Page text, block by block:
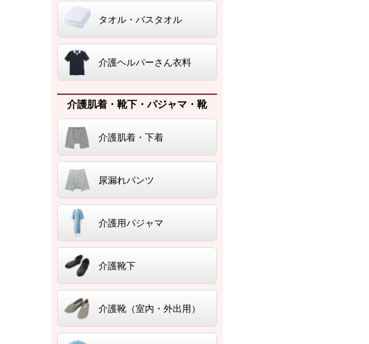
タオル・バスタオル
介護ヘルパーさん衣料
介護肌着・靴下・パジャマ・靴
介護肌着・下着
尿漏れパンツ
介護用パジャマ
介護靴下
介護靴（室内・外出用）